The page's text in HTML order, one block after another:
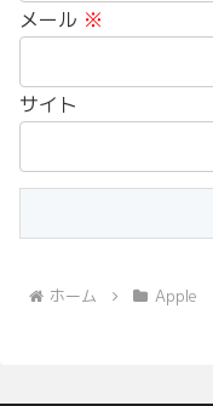
メール ※
サイト
ホーム Apple